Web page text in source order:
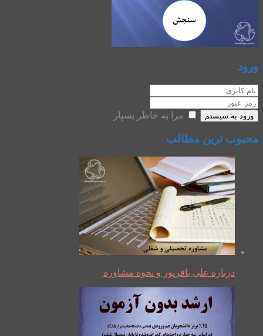
ورود
ورود به سیستم مرا به خاطر بسپار
محبوب ترین مطالب
درباره علی باقرپور و نحوه مشاوره